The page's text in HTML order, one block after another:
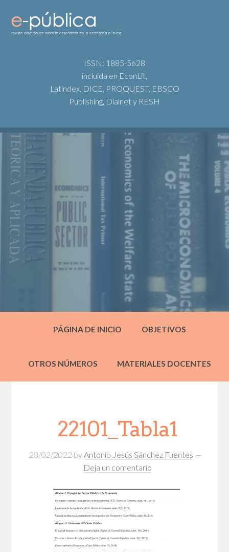
ISSN: 1885-5628
incluida en EconLit,
Latindex, DICE, PROQUEST, EBSCO
Publishing, Dialnet y RESH
PÁGINA DE INICIO OBJETIVOS
OTROS NÚMEROS MATERIALES DOCENTES
22101_Tabla1
28/02/2022 by Antonio Jesús Sánchez Fuentes
Deja un comentario